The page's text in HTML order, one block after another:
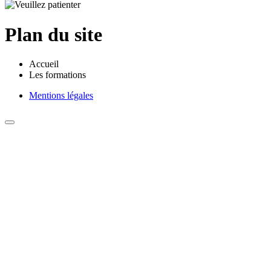
Plan du site
Accueil
Les formations
Mentions légales